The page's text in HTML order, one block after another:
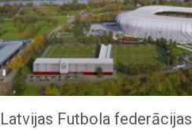
Latvijas Futbola federācijas